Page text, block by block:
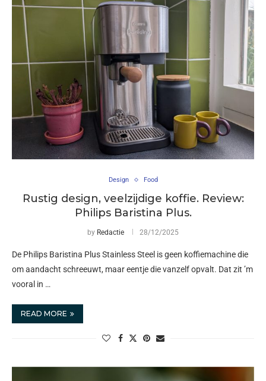
Design Food
Rustig design, veelzijdige koffie. Review:
Philips Baristina Plus.
by Redactie 28/12/2025
De Philips Baristina Plus Stainless Steel is geen koffiemachine die
om aandacht schreeuwt, maar eentje die vanzelf opvalt. Dat zit ’m
vooral in …
READ MORE